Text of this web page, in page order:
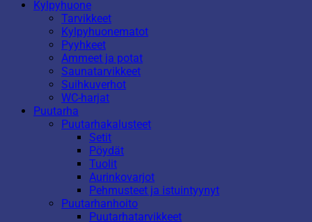
Kylpyhuone
Tarvikkeet
Kylpyhuonematot
Pyyhkeet
Ammeet ja potat
Saunatarvikkeet
Suihkuverhot
WC-harjat
Puutarha
Puutarhakalusteet
Setit
Pöydät
Tuolit
Aurinkovarjot
Pehmusteet ja istuintyynyt
Puutarhanhoito
Puutarhatarvikkeet